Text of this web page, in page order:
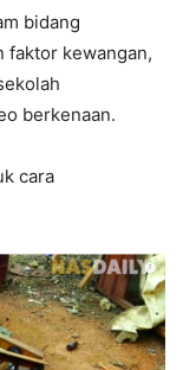
bidang
faktor kewangan,
berkenaan.
cara